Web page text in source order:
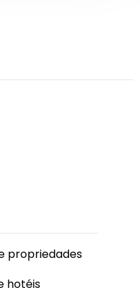
propriedades
hotéis